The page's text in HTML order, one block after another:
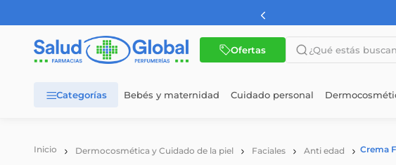
Ofertas
¿Qué estás buscando?
Bebés y maternidad Cuidado personal
Dermocosmética y Cuidado de la piel Faciales Anti edad Crema